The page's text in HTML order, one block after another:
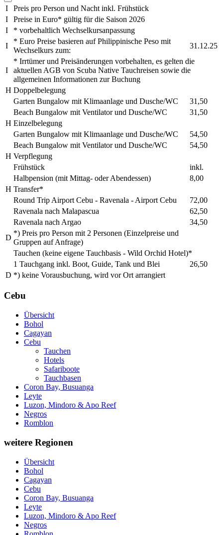
I
Preis pro Person und Nacht inkl. Frühstück
I
Preise in Euro* gültig für die Saison 2026
I
* vorbehaltlich Wechselkursanpassung
I
* Euro Preise basieren auf Philippinische Peso mit
Wechselkurs zum:
31.12.25
I
* Irrtümer und Preisänderungen vorbehalten, es gelten die
aktuellen AGB von Scuba Native Tauchreisen sowie die
allgemeinen Informationen zur Buchung
H Doppelbelegung
Garten Bungalow mit Klimaanlage und Dusche/WC
31,50
Beach Bungalow mit Ventilator und Dusche/WC
31,50
H Einzelbelegung
Garten Bungalow mit Klimaanlage und Dusche/WC
54,50
Beach Bungalow mit Ventilator und Dusche/WC
54,50
H Verpflegung
Frühstück
inkl.
Halbpension (mit Mittag- oder Abendessen)
8,00
H Transfer*
Round Trip Airport Cebu - Ravenala - Airport Cebu
72,00
Ravenala nach Malapascua
62,50
Ravenala nach Argao
34,50
D
*) Preis pro Person mit 2 Personen (Einzelpreise und
Gruppen auf Anfrage)
Tauchen (keine eigene Tauchbasis - Wild Orchid Hotel)*
1 Tauchgang inkl. Boot, Guide, Tank und Blei
26,50
D *) keine Vorausbuchung, wird vor Ort arrangiert
Cebu
Übersicht
Bohol
Cagayan
Cebu
Tauchen
Hotels
Safariboote
Tauchbasen
Coron Bay, Busuanga
Leyte
Luzon, Mindoro & Apo Reef
Negros
Romblon
weitere Regionen
Übersicht
Bohol
Cagayan
Cebu
Coron Bay, Busuanga
Leyte
Luzon, Mindoro & Apo Reef
Negros